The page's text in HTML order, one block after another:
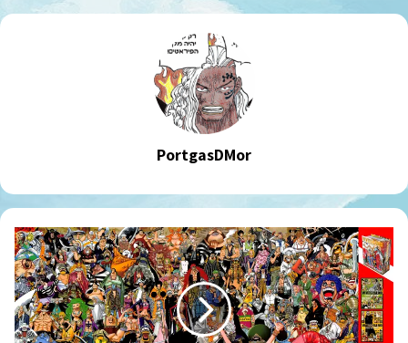
PortgasDMor
וואן
פיס
צ'אפטר
928
מתורגם
לעברית